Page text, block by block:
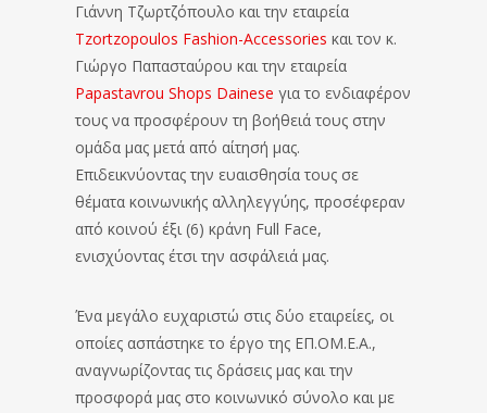
Γιάννη Τζωρτζόπουλο και την εταιρεία
Tzortzopoulos Fashion-Accessories και τον κ.
Γιώργο Παπασταύρου και την εταιρεία
Papastavrou Shops Dainese για το ενδιαφέρον
τους να προσφέρουν τη βοήθειά τους στην
ομάδα μας μετά από αίτησή μας.
Επιδεικνύοντας την ευαισθησία τους σε
θέματα κοινωνικής αλληλεγγύης, προσέφεραν
από κοινού έξι (6) κράνη Full Face,
ενισχύοντας έτσι την ασφάλειά μας.
Ένα μεγάλο ευχαριστώ στις δύο εταιρείες, οι
οποίες ασπάστηκε το έργο της ΕΠ.ΟΜ.Ε.Α.,
αναγνωρίζοντας τις δράσεις μας και την
προσφορά μας στο κοινωνικό σύνολο και με